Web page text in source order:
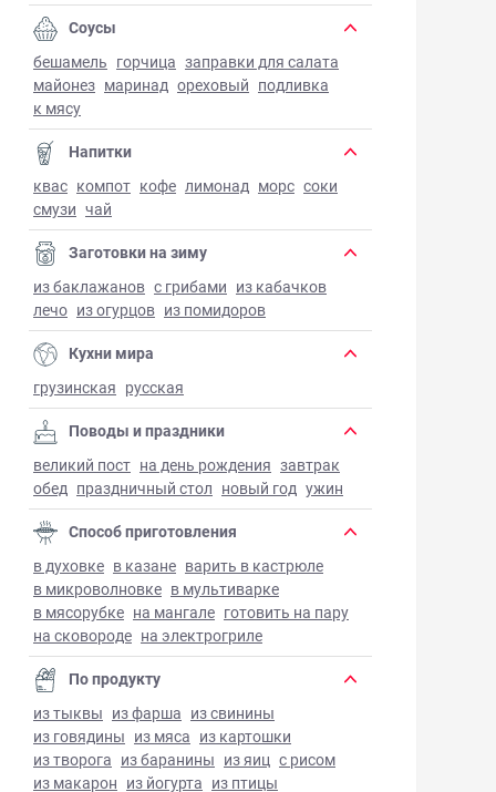
Соусы
бешамель горчица заправки для салата
майонез маринад ореховый подливка
к мясу
Напитки
квас компот кофе лимонад морс соки
смузи чай
Заготовки на зиму
из баклажанов с грибами из кабачков
лечо из огурцов из помидоров
Кухни мира
грузинская русская
Поводы и праздники
великий пост на день рождения завтрак
обед праздничный стол новый год ужин
Способ приготовления
в духовке в казане варить в кастрюле
в микроволновке в мультиварке
в мясорубке на мангале готовить на пару
на сковороде на электрогриле
По продукту
из тыквы из фарша из свинины
из говядины из мяса из картошки
из творога из баранины из яиц с рисом
из макарон из йогурта из птицы